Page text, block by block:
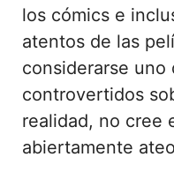
los cómics e
atentos de las
considerarse uno
controvertidos
realidad, no cree
abiertamente